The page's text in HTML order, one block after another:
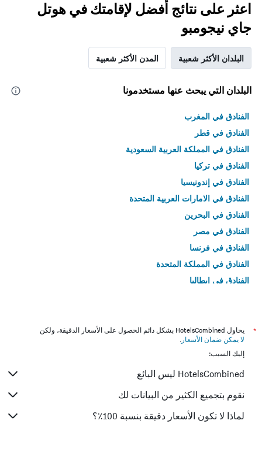
اعثر على نتائج أفضل لإقامتك في هوتل
جاي نيجومبو
البلدان الأكثر شعبية المدن الأكثر شعبية
البلدان التي يبحث عنها مستخدمونا
الفنادق في المغرب
الفنادق في قطر
الفنادق في المملكة العربية السعودية
الفنادق في تركيا
الفنادق في إندونيسيا
الفنادق في الامارات العربية المتحدة
الفنادق في البحرين
الفنادق في مصر
الفنادق في فرنسا
الفنادق في المملكة المتحدة
الفنادق في إيطاليا
*
يحاول HotelsCombined بشكل دائم الحصول على الأسعار الدقيقة، ولكن
لا يمكن ضمان الأسعار .
إليك السبب:
HotelsCombined ليس البائع
نقوم بتجميع الكثير من البيانات لك
لماذا لا تكون الأسعار دقيقة بنسبة 100٪؟